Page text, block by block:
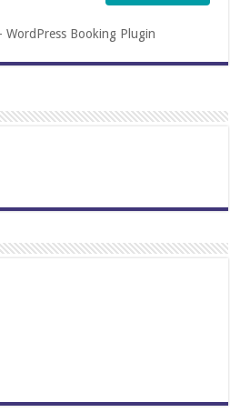
WordPress Booking Plugin